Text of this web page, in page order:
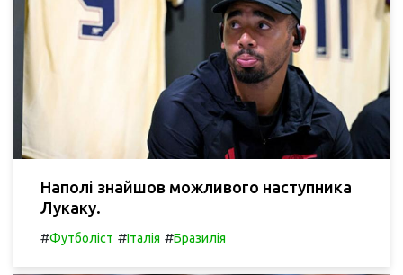
Наполі знайшов можливого наступника
Лукаку.
#Футболіст #Італія #Бразилія